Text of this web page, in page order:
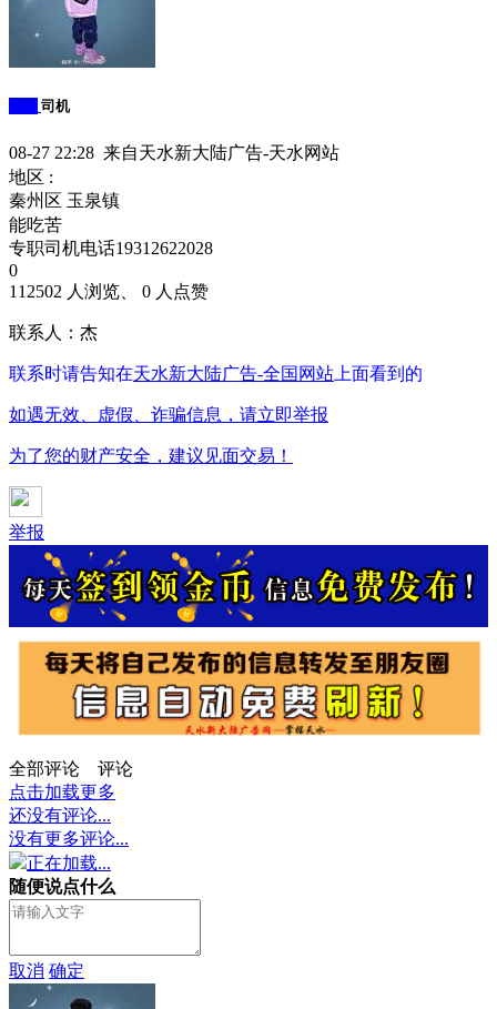
司机
08-27 22:28 来自天水新大陆广告-天水网站
地区 :
秦州区 玉泉镇
能吃苦
专职司机电话19312622028
0
112502 人浏览、 0 人点赞
联系人：杰
联系时请告知在天水新大陆广告-全国网站 上面看到的
如遇无效、虚假、诈骗信息，请立即举报
为了您的财产安全，建议见面交易！
举报
全部评论
评论
点击加载更多
还没有评论...
没有更多评论...
正在加载...
随便说点什么
取消 确定